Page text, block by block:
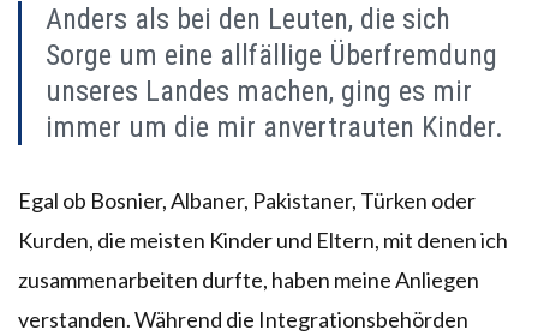
Anders als bei den Leuten, die sich
Sorge um eine allfällige Überfremdung
unseres Landes machen, ging es mir
immer um die mir anvertrauten Kinder.
Egal ob Bosnier, Albaner, Pakistaner, Türken oder
Kurden, die meisten Kinder und Eltern, mit denen ich
zusammenarbeiten durfte, haben meine Anliegen
verstanden. Während die Integrationsbehörden